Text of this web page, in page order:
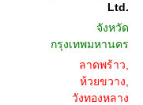
Ltd.
จังหวัด
กรุงเทพมหานคร
ลาดพร้าว,
ห้วยขวาง,
วังทองหลาง